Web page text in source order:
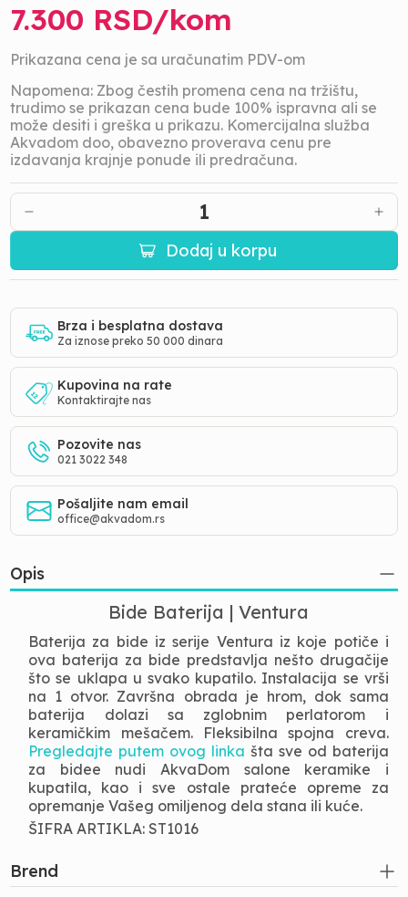
7.300 RSD/kom
Prikazana cena je sa uračunatim PDV-om
Napomena: Zbog čestih promena cena na tržištu,
trudimo se prikazan cena bude 100% ispravna ali se
može desiti i greška u prikazu. Komercijalna služba
Akvadom doo, obavezno proverava cenu pre
izdavanja krajnje ponude ili predračuna.
1
Dodaj u korpu
Brza i besplatna dostava
Za iznose preko 50 000 dinara
Kupovina na rate
Kontaktirajte nas
Pozovite nas
021 3022 348
Pošaljite nam email
office@akvadom.rs
Opis
Bide Baterija | Ventura
Baterija za bide iz serije Ventura iz koje potiče i
ova baterija za bide predstavlja nešto drugačije
što se uklapa u svako kupatilo. Instalacija se vrši
na 1 otvor. Završna obrada je hrom, dok sama
baterija dolazi sa zglobnim perlatorom i
keramičkim mešačem. Fleksibilna spojna creva.
Pregledajte putem ovog linka šta sve od baterija
za bidee nudi AkvaDom salone keramike i
kupatila, kao i sve ostale prateće opreme za
opremanje Vašeg omiljenog dela stana ili kuće.
ŠIFRA ARTIKLA: ST1016
Brend